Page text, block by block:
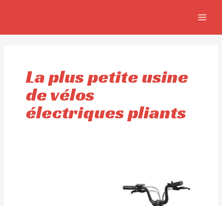
La plus petite usine
de vélos
électriques pliants